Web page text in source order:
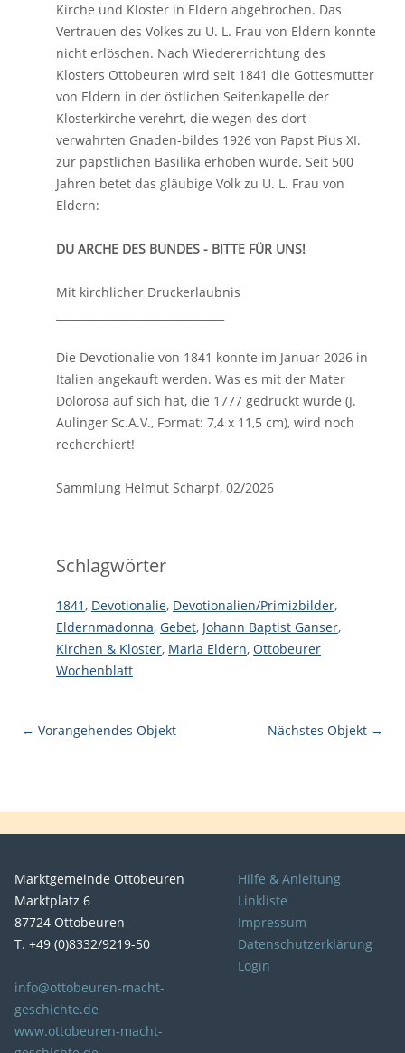
Kirche und Kloster in Eldern abgebrochen. Das
Vertrauen des Volkes zu U. L. Frau von Eldern konnte
nicht erlöschen. Nach Wiedererrichtung des
Klosters Ottobeuren wird seit 1841 die Gottesmutter
von Eldern in der östlichen Seitenkapelle der
Klosterkirche verehrt, die wegen des dort
verwahrten Gnaden-bildes 1926 von Papst Pius XI.
zur päpstlichen Basilika erhoben wurde. Seit 500
Jahren betet das gläubige Volk zu U. L. Frau von
Eldern:
DU ARCHE DES BUNDES - BITTE FÜR UNS!
Mit kirchlicher Druckerlaubnis
Die Devotionalie von 1841 konnte im Januar 2026 in
Italien angekauft werden. Was es mit der Mater
Dolorosa auf sich hat, die 1777 gedruckt wurde (J.
Aulinger Sc.A.V., Format: 7,4 x 11,5 cm), wird noch
recherchiert!
Sammlung Helmut Scharpf, 02/2026
Schlagwörter
1841, Devotionalie, Devotionalien/Primizbilder,
Eldernmadonna, Gebet, Johann Baptist Ganser,
Kirchen & Kloster, Maria Eldern, Ottobeurer
Wochenblatt
← Vorangehendes Objekt Nächstes Objekt →
Marktgemeinde Ottobeuren
Marktplatz 6
87724 Ottobeuren
T. +49 (0)8332/9219-50
info@ottobeuren-macht-
geschichte.de
www.ottobeuren-macht-
Hilfe & Anleitung
Linkliste
Impressum
Datenschutzerklärung
Login